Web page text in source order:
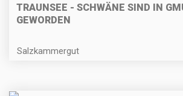
TRAUNSEE - SCHWÄNE SIND IN
GEWORDEN
Salzkammergut